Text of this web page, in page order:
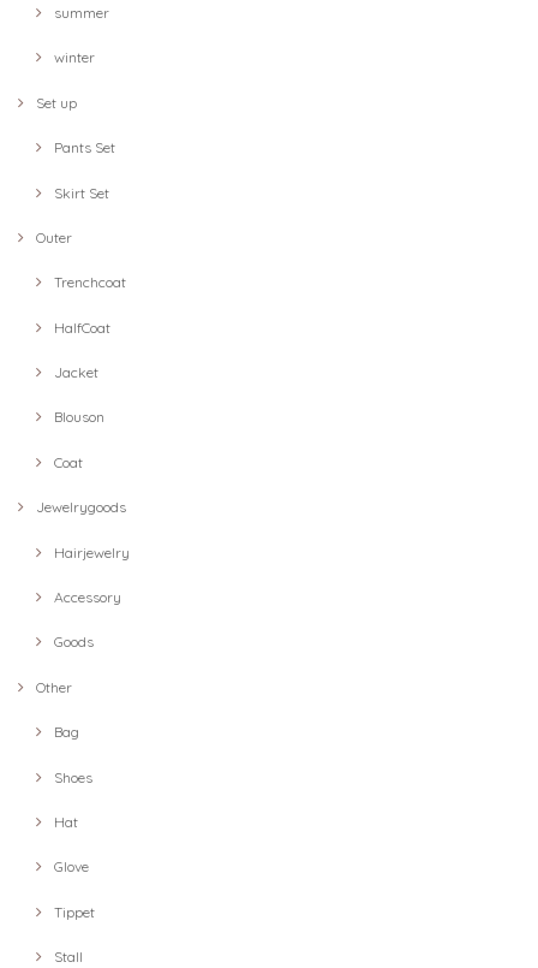
summer
winter
Set up
Pants Set
Skirt Set
Outer
Trenchcoat
HalfCoat
Jacket
Blouson
Coat
Jewelrygoods
Hairjewelry
Accessory
Goods
Other
Bag
Shoes
Hat
Glove
Tippet
Stall